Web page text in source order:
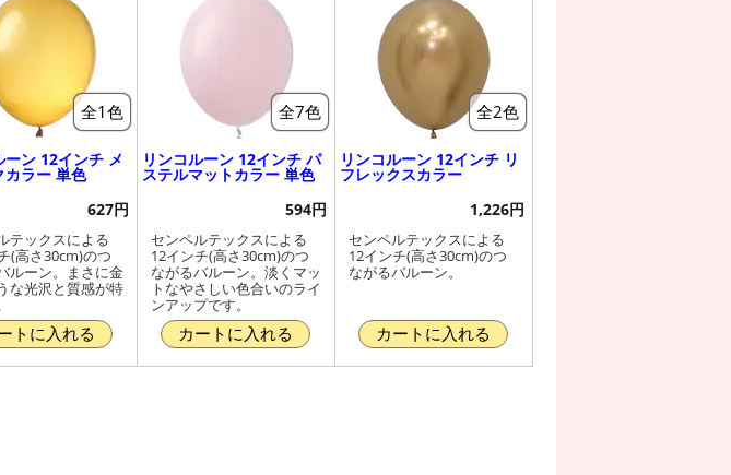
全1色
ーン 12インチ メ
カラー 単色
627円
テックスによる
(高さ30cm)のつ
ルーン。まさに金
な光沢と質感が特
トに入れる
全7色
リンコルーン 12インチ パ
ステルマットカラー 単色
594円
センペルテックスによる
12インチ(高さ30cm)のつ
ながるバルーン。淡くマッ
トなやさしい色合いのライ
ンアップです。
カートに入れる
全2色
リンコルーン 12インチ リ
フレックスカラー
1,226円
センペルテックスによる
12インチ(高さ30cm)のつ
ながるバルーン。
カートに入れる